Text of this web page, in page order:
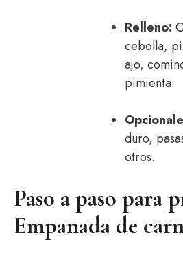
Relleno:
cebolla,
ajo,
pimienta.
duro,
otros.
Paso a paso para
Empanada de